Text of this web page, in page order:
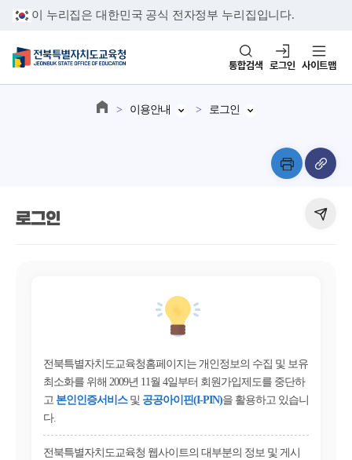
이 누리집은 대한민국 공식 전자정부 누리집입니다.
통합검색 로그인 사이트맵
이용안내 로그인
로그인
전북특별자치도교육청홈페이지는 개인정보의 수집 및 보유
최소화를 위해 2009년 11월 4일부터 회원가입제도를 중단하
고 본인인증서비스 및 공공아이핀(I-PIN)을 활용하고 있습니
다.
전북특별자치도교육청 웹사이트의 대부분의 정보 및 게시